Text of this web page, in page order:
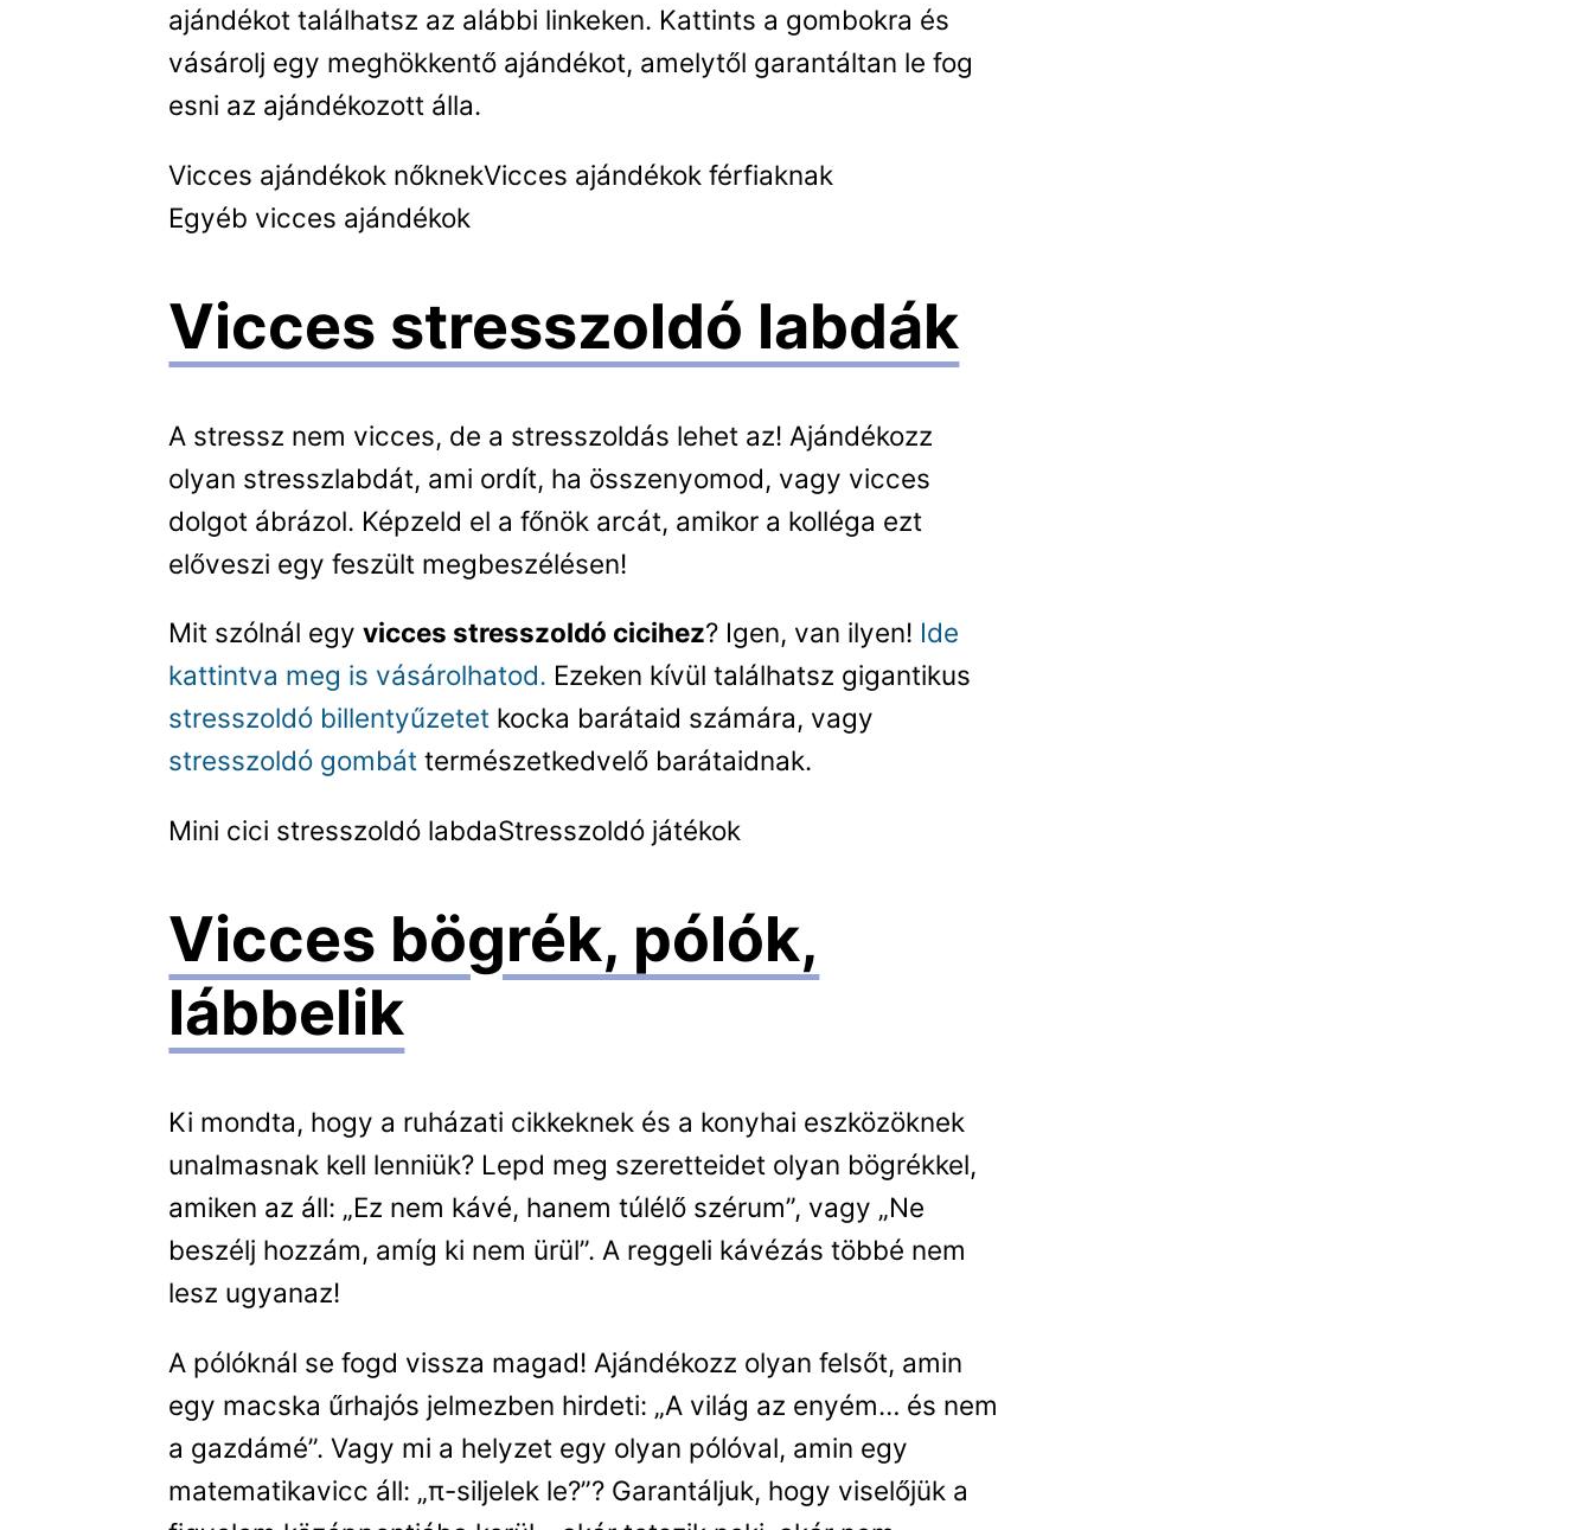
ajándékot találhatsz az alábbi linkeken. Kattints a gombokra és
vásárolj egy meghökkentő ajándékot, amelytől garantáltan le fog
esni az ajándékozott álla.
Vicces ajándékok nőknekVicces ajándékok férfiaknak
Egyéb vicces ajándékok
Vicces stresszoldó labdák
A stressz nem vicces, de a stresszoldás lehet az! Ajándékozz
olyan stresszlabdát, ami ordít, ha összenyomod, vagy vicces
dolgot ábrázol. Képzeld el a főnök arcát, amikor a kolléga ezt
előveszi egy feszült megbeszélésen!
Mit szólnál egyvicces stresszoldó cicihez? Igen, van ilyen! Ide
kattintva meg is vásárolhatod. Ezeken kívül találhatsz gigantikus
stresszoldó billentyűzetet kocka barátaid számára, vagy
stresszoldó gombát természetkedvelő barátaidnak.
Mini cici stresszoldó labdaStresszoldó játékok
Vicces bögrék, pólók,
lábbelik
Ki mondta, hogy a ruházati cikkeknek és a konyhai eszközöknek
unalmasnak kell lenniük? Lepd meg szeretteidet olyan bögrékkel,
amiken az áll: „Ez nem kávé, hanem túlélő szérum”, vagy „Ne
beszélj hozzám, amíg ki nem ürül”. A reggeli kávézás többé nem
lesz ugyanaz!
A pólóknál se fogd vissza magad! Ajándékozz olyan felsőt, amin
egy macska űrhajós jelmezben hirdeti: „A világ az enyém… és nem
a gazdámé”. Vagy mi a helyzet egy olyan pólóval, amin egy
matematikavicc áll: „π-siljelek le?”? Garantáljuk, hogy viselőjük a